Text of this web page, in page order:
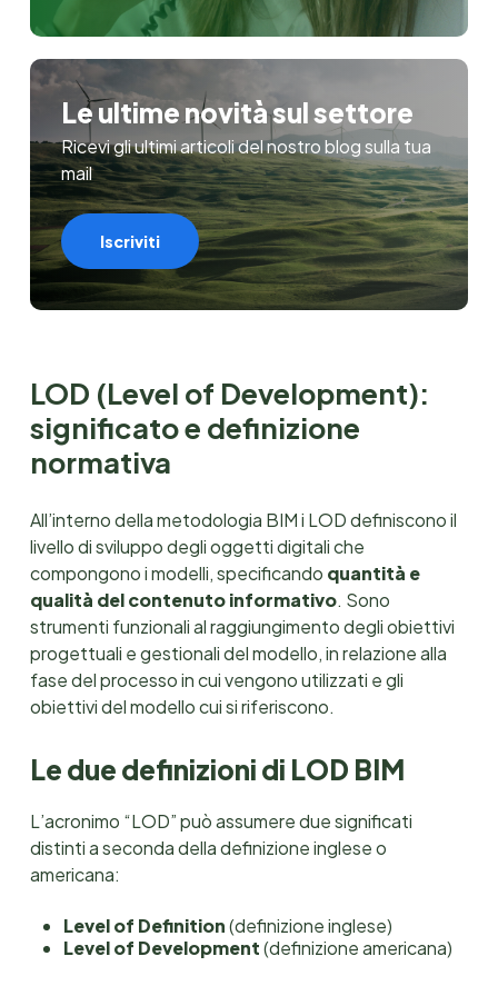
Le ultime novità sul settore
Ricevi gli ultimi articoli del nostro blog sulla tua
mail
Iscriviti
LOD (Level of Development):
significato e definizione
normativa
All’interno della metodologia BIM i LOD definiscono il
livello di sviluppo degli oggetti digitali che
compongono i modelli, specificando quantità e
qualità del contenuto informativo. Sono
strumenti funzionali al raggiungimento degli obiettivi
progettuali e gestionali del modello, in relazione alla
fase del processo in cui vengono utilizzati e gli
obiettivi del modello cui si riferiscono.
Le due definizioni di LOD BIM
L’acronimo “LOD” può assumere due significati
distinti a seconda della definizione inglese o
americana:
Level of Definition(definizione inglese)
Level of Development(definizione americana)